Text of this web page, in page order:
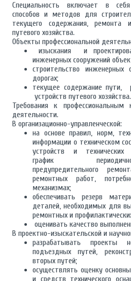
Специальность включает в
способов и методов для
текущего содержания, ремонта
путевого хозяйства.
Объекты профессиональной
изыскания и
инженерных сооружений
строительство
дорогах;
текущее содержание пути,
устройств путевого хозяйства.
Требования к
деятельности.
В организационно-управленческой:
на основе правил, норм,
информации о техническом
устройств и технических
график
предупредительного
ремонтных работ,
механизмах;
обеспечивать резерв
деталей, необходимых для
ремонтных и
оценивать качество
В проектно-изыскательской и
разрабатывать проекты
подъездных путей,
вторых путей;
осуществлять оценку
и средств технического